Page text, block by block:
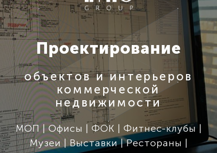
Проектирование
объектов и интерьеров
коммерческой
недвижимости
МОП | Офисы | ФОК | Фитнес-клубы |
Музеи | Выставки | Рестораны |